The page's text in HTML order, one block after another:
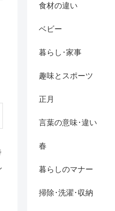
食材の違い
ベビー
暮らし･家事
趣味とスポーツ
正月
言葉の意味･違い
春
暮らしのマナー
掃除･洗濯･収納